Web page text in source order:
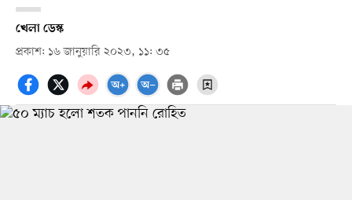
খেলা ডেস্ক
প্রকাশ: ১৬ জানুয়ারি ২০২৩, ১১: ৩৫